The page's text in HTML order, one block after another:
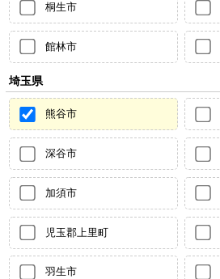
桐生市
館林市
埼玉県
熊谷市
深谷市
加須市
児玉郡上里町
羽生市